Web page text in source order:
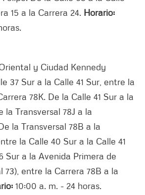
15 a la Carrera 24. Horario:
y Ciudad Kennedy
37 Sur a la Calle 41 Sur, entre la
78K. De la Calle 41 Sur a la
la Transversal 78J a la
la Transversal 78B a la
la Calle 40 Sur a la Calle 41
Sur a la Avenida Primera de
73), entre la Carrera 78B a la
10:00 a. m. - 24 horas.